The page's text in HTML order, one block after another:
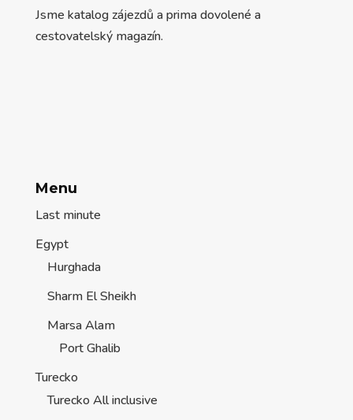
Jsme katalog zájezdů a prima dovolené a
cestovatelský magazín.
Menu
Last minute
Egypt
Hurghada
Sharm El Sheikh
Marsa Alam
Port Ghalib
Turecko
Turecko All inclusive